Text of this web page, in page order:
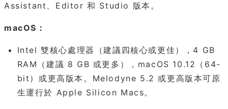
Assistant、Editor 和 Studio 版本。
macOS：
Intel 雙核心處理器（建議四核心或更佳），4 GB
RAM（建議 8 GB 或更多），macOS 10.12（64-
bit）或更高版本。Melodyne 5.2 或更高版本可原
生運行於 Apple Silicon Macs。